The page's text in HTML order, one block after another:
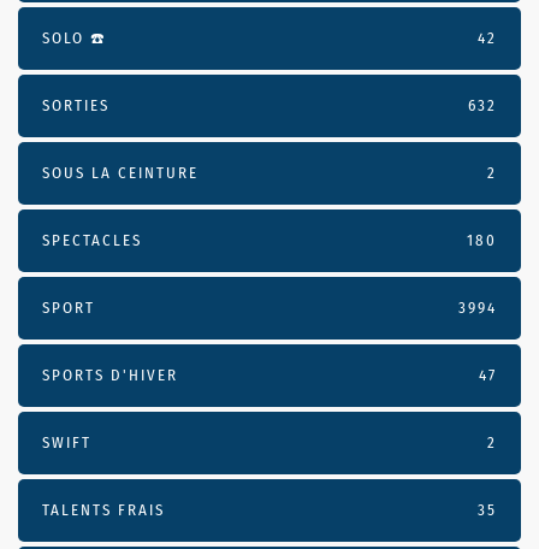
SOLO ☎️ 42
SORTIES 632
SOUS LA CEINTURE 2
SPECTACLES 180
SPORT 3994
SPORTS D'HIVER 47
SWIFT 2
TALENTS FRAIS 35